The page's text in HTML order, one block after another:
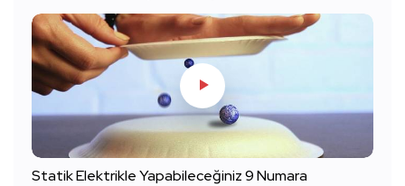
Statik Elektrikle Yapabileceğiniz 9 Numara